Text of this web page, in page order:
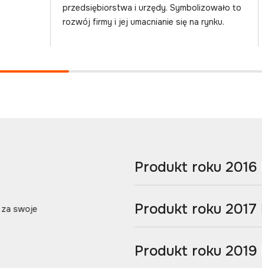
przedsiębiorstwa i urzędy. Symbolizowało to
rozwój firmy i jej umacnianie się na rynku.
za swoje
Produkt roku
Produkt roku
Produkt roku